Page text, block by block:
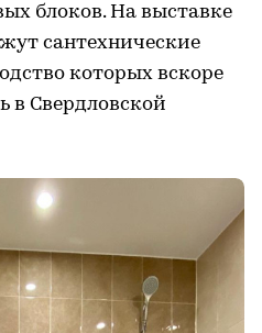
блоков. На выставке
сантехнические
которых вскоре
в Свердловской